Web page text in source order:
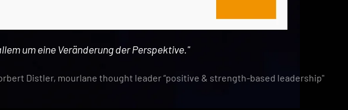
um eine Veränderung der Perspektive."
Distler, mourlane thought leader “positive & strength-based leadership"